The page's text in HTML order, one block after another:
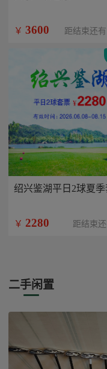
￥ 3600 距结束还
绍兴鉴湖平日2球夏季
￥ 2280 距结束
二手闲置